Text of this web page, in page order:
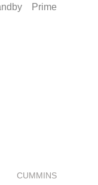
Prime
CUMMINS